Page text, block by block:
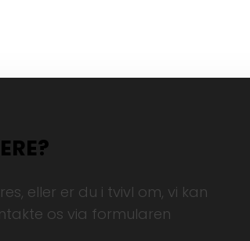
eller er du i tvivl om, vi kan
os via formularen